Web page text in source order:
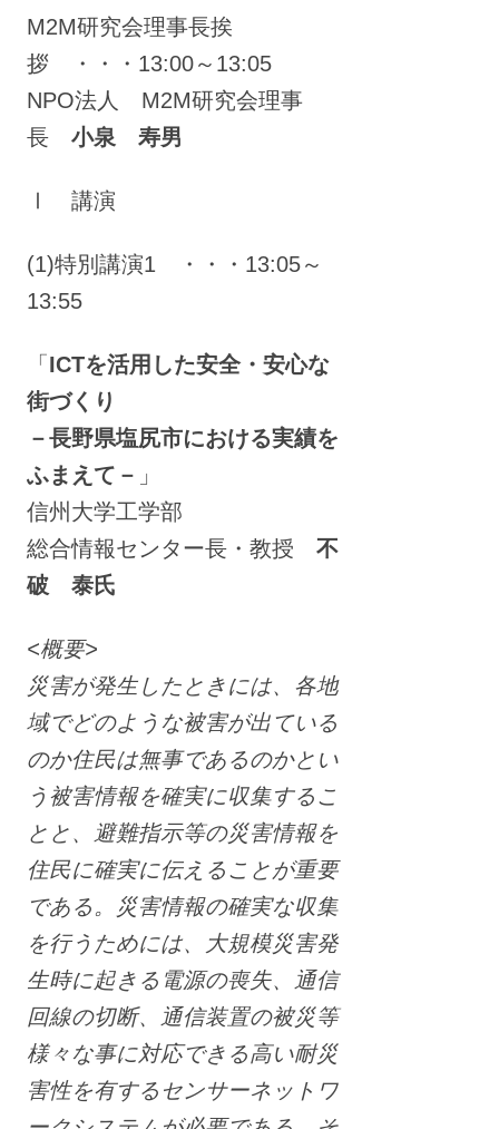
M2M研究会理事長挨
拶 ・・・13:00～13:05
NPO法人 M2M研究会理事
長 小泉 寿男
Ⅰ 講演
(1)特別講演1 ・・・13:05～
13:55
「 ICTを活用した安全・安心な
街づくり
－長野県塩尻市における実績を
ふまえて－ 」
信州大学工学部
総合情報センター長・教授 不
破 泰氏
<概要>
災害が発生したときには、各地
域でどのような被害が出ている
のか住民は無事であるのかとい
う被害情報を確実に収集するこ
とと、避難指示等の災害情報を
住民に確実に伝えることが重要
である。災害情報の確実な収集
を行うためには、大規模災害発
生時に起きる電源の喪失、通信
回線の切断、通信装置の被災等
様々な事に対応できる高い耐災
害性を有するセンサーネットワ